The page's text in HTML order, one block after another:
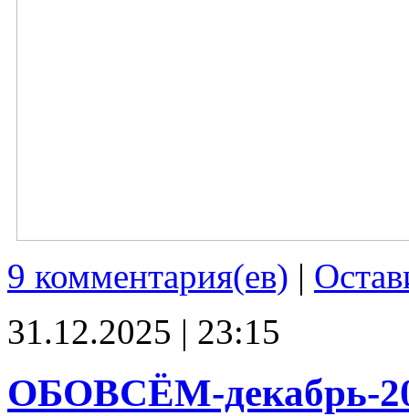
9 комментария(ев) |
31.12.2025 | 23:15
ОБОВСЁМ-декабрь-